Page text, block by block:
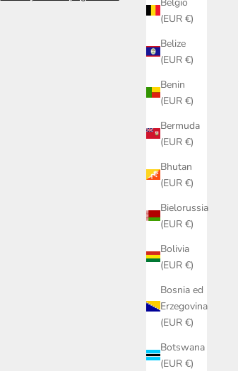
(EUR €)
Belize
(EUR €)
Benin
(EUR €)
Bermuda
(EUR €)
Bhutan
(EUR €)
Bielorussia
(EUR €)
Bolivia
(EUR €)
Bosnia ed
Erzegovina
(EUR €)
Botswana
(EUR €)